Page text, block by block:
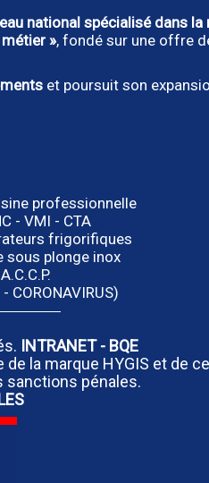
national spécialisé dans
», fondé sur une offre
et poursuit son
professionnelle
- VMI - CTA
frigorifiques
sous plonge inox
CORONAVIRUS)
INTRANET- BQE
la marque HYGIS et de
sanctions pénales.